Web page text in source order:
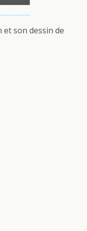
son dessin de